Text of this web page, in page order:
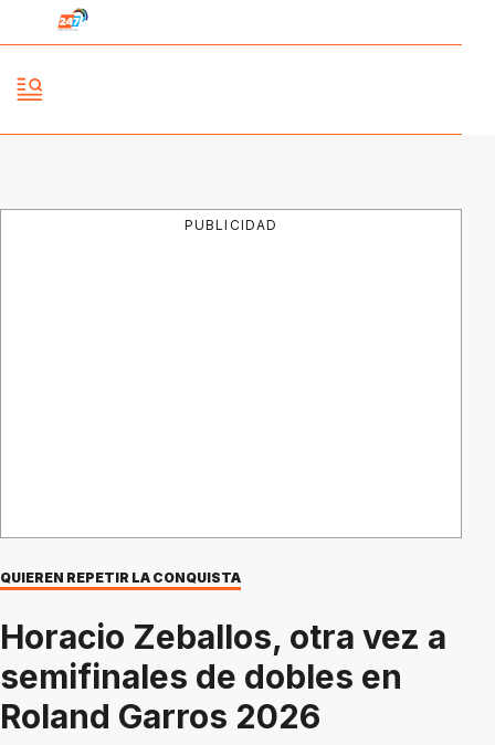
PUBLICIDAD
QUIEREN REPETIR LA CONQUISTA
Horacio Zeballos, otra vez a
semifinales de dobles en
Roland Garros 2026